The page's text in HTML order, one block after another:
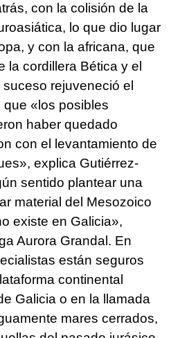
con la colisión de la
lo que dio lugar
y con la africana, que
la cordillera Bética y el
rejuveneció el
que «los posibles
haber quedado
con el levantamiento de
explica Gutiérrez-
sentido plantear una
material del Mesozoico
existe en Galicia»,
Aurora Grandal. En
están seguros
continental
Galicia o en la llamada
mares cerrados,